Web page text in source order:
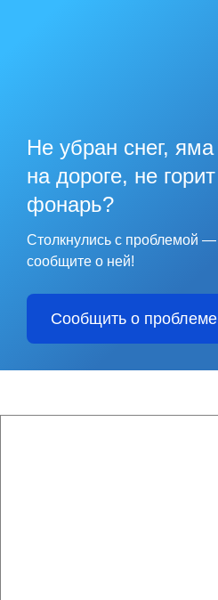
Не убран снег, яма
на дороге, не горит
фонарь?
Столкнулись с проблемой —
сообщите о ней!
Сообщить о проблеме